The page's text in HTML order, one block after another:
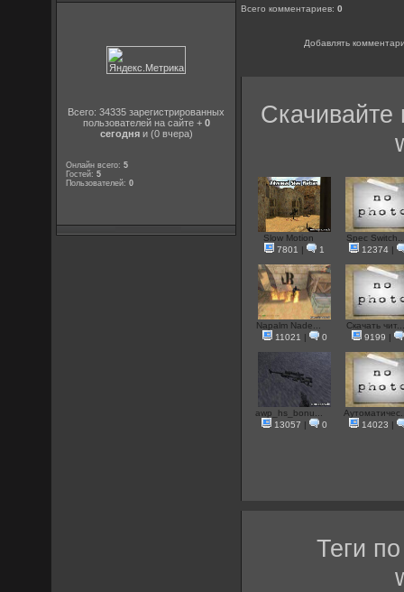
Всего: 34335 зарегистрированных
пользователей на сайте + 0
сегодняи (0 вчера)
Онлайн всего:5
Гостей:5
Пользователей:0
Всего комментариев:0
Добавлять
Slow Motion
7801 | 1
Spec
12374|
Napalm Nade...
11021 | 0
Скачать
9199 |
awp_hs_bonu...
13057 | 0
14023 |
Теги